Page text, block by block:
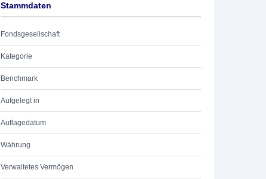
Stammdaten
Fondsgesellschaft
Kategorie
Benchmark
Aufgelegt in
Auflagedatum
Währung
Verwaltetes Vermögen